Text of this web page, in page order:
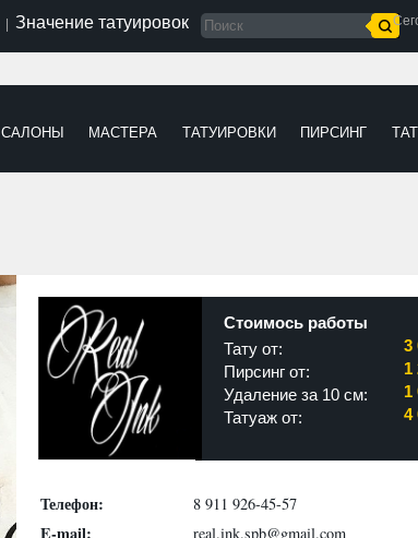
Значение татуировок
САЛОНЫ МАСТЕРА ТАТУИРОВКИ ПИРСИНГ
Стоимось работы
Тату от:
3
Пирсинг от:
1
Удаление за 10 см:
1
Татуаж от:
4
Телефон: 8 911 926-45-57
E-mail: real.ink.spb@gmail.com